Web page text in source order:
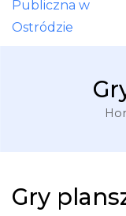
Ostródzie
Gry